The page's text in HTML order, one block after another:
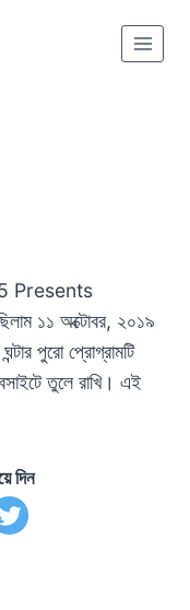
Presents
১১ অক্টোবর, ২০১৯
পুরো প্রোগ্রামটি
তুলে রাখি। এই
দিন